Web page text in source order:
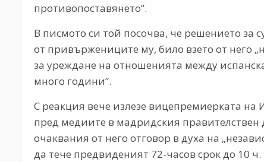
противопоставянето”.
В писмото си той посочва, че решението за
от привържениците му, било взето от него
за уреждане на отношенията между
много години”.
С реакция вече излезе вицепремиерката на
пред медиите в мадридския правителствен
очаквания от него отговор в духа на
да тече предвиденият 72-часов срок до 10